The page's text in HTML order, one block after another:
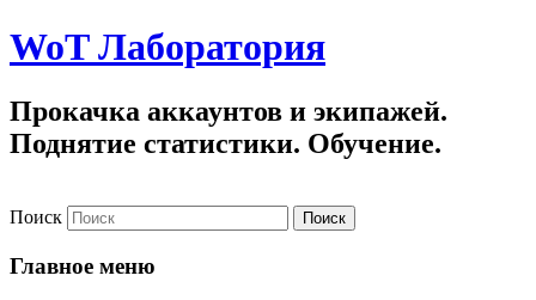
WoT Лаборатория
Прокачка аккаунтов и экипажей.
Поднятие статистики. Обучение.
Поиск
Главное меню